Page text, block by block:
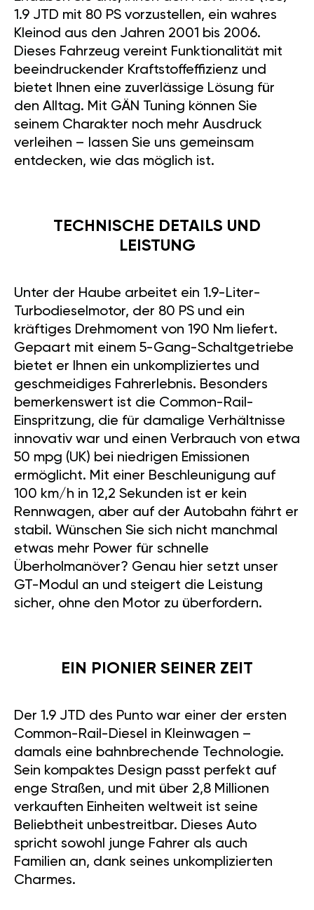
1.9 JTD mit 80 PS vorzustellen, ein wahres
Kleinod aus den Jahren 2001 bis 2006.
Dieses Fahrzeug vereint Funktionalität mit
beeindruckender Kraftstoffeffizienz und
bietet Ihnen eine zuverlässige Lösung für
den Alltag. Mit GÄN Tuning können Sie
seinem Charakter noch mehr Ausdruck
verleihen – lassen Sie uns gemeinsam
entdecken, wie das möglich ist.
TECHNISCHE DETAILS UND
LEISTUNG
Unter der Haube arbeitet ein 1.9-Liter-
Turbodieselmotor, der 80 PS und ein
kräftiges Drehmoment von 190 Nm liefert.
Gepaart mit einem 5-Gang-Schaltgetriebe
bietet er Ihnen ein unkompliziertes und
geschmeidiges Fahrerlebnis. Besonders
bemerkenswert ist die Common-Rail-
Einspritzung, die für damalige Verhältnisse
innovativ war und einen Verbrauch von etwa
50 mpg (UK) bei niedrigen Emissionen
ermöglicht. Mit einer Beschleunigung auf
100 km/h in 12,2 Sekunden ist er kein
Rennwagen, aber auf der Autobahn fährt er
stabil. Wünschen Sie sich nicht manchmal
etwas mehr Power für schnelle
Überholmanöver? Genau hier setzt unser
GT-Modul an und steigert die Leistung
sicher, ohne den Motor zu überfordern.
EIN PIONIER SEINER ZEIT
Der 1.9 JTD des Punto war einer der ersten
Common-Rail-Diesel in Kleinwagen –
damals eine bahnbrechende Technologie.
Sein kompaktes Design passt perfekt auf
enge Straßen, und mit über 2,8 Millionen
verkauften Einheiten weltweit ist seine
Beliebtheit unbestreitbar. Dieses Auto
spricht sowohl junge Fahrer als auch
Familien an, dank seines unkomplizierten
Charmes.